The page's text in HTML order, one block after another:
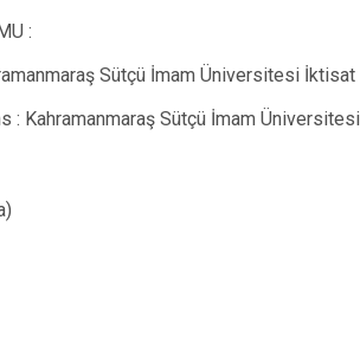
:
Sütçü İmam Üniversitesi
: Kahramanmaraş Sütçü İmam